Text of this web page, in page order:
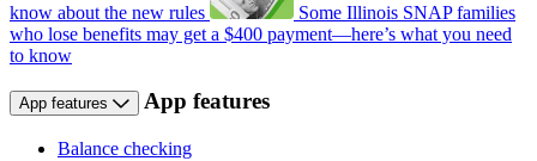
know about the new rules
Some Illinois SNAP families
who lose benefits may get a $400 payment—here’s what you need
to know
App features App features
Balance checking